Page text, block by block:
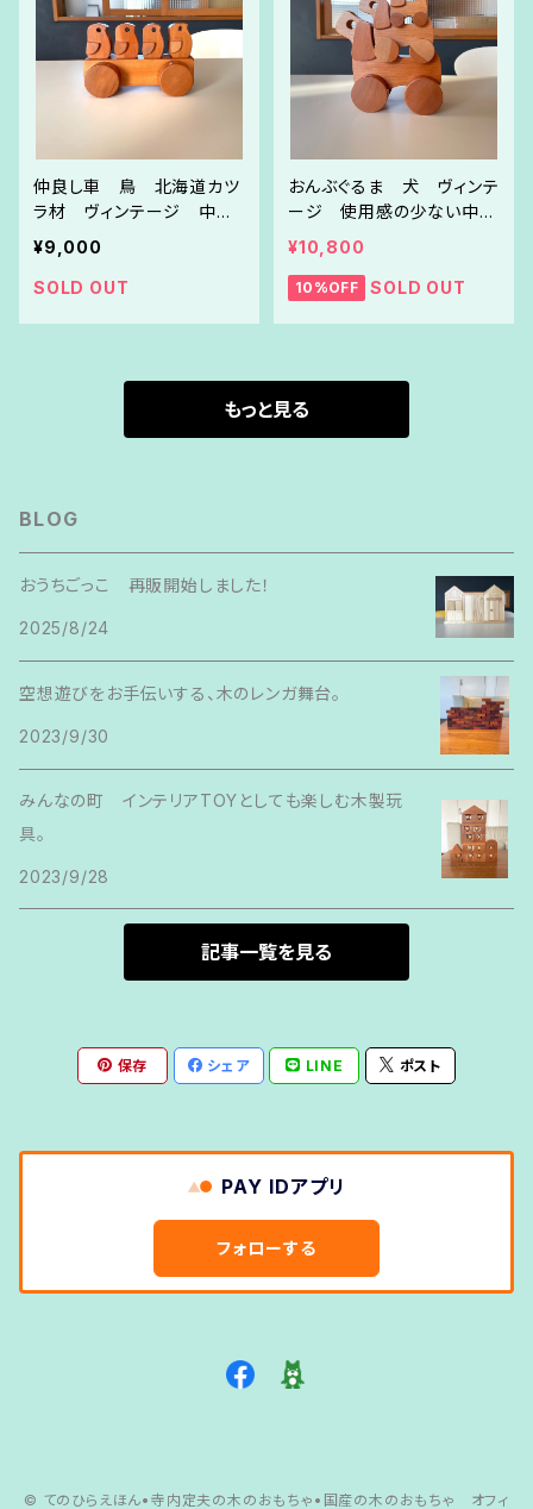
仲良し車 鳥 北海道カツ
ラ材 ヴィンテージ 中古
リペア品
¥9,000
SOLD OUT
おんぶぐるま 犬 ヴィンテ
ージ 使用感の少ない中古
リペア品 GW限定セール！
¥10,800
10%OFF SOLD OUT
もっと見る
BLOG
おうちごっこ 再販開始しました！
2025/8/24
空想遊びをお手伝いする、木のレンガ舞台。
2023/9/30
みんなの町 インテリアTOYとしても楽しむ木製玩
具。
2023/9/28
記事一覧を見る
保存 シェア LINE ポスト
PAY IDアプリ
フォローする
© てのひらえほん•寺内定夫の木のおもちゃ•国産の木のおもちゃ オフィ